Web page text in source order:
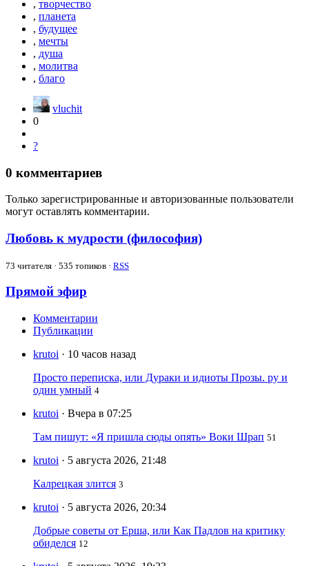
, творчество
, планета
, будущее
, мечты
, душа
, молитва
, благо
vluchit
0
?
0 комментариев
Только зарегистрированные и авторизованные пользователи
могут оставлять комментарии.
Любовь к мудрости (философия)
73 читателя · 535 топиков · RSS
Прямой эфир
Комментарии
Публикации
krutoi · 10 часов назад
Просто переписка, или Дураки и идиоты Прозы. ру и
один умный 4
krutoi · Вчера в 07:25
Там пишут: «Я пришла сюды опять» Воки Шрап 51
krutoi · 5 августа 2026, 21:48
Калрецкая злится 3
krutoi · 5 августа 2026, 20:34
Добрые советы от Ерша, или Как Падлов на критику
обиделся 12